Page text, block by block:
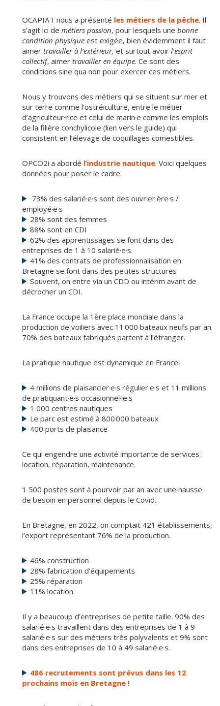
OCAPIAT nous a présenté les métiers de la pêche. Il
s’agit ici de métiers passion, pour lesquels une bonne
condition physique est exigée, bien évidemment il faut
aimer travailler à l’extérieur, et surtout avoir l’esprit
collectif, aimer travailler en équipe. Ce sont des
conditions sine qua non pour exercer ces métiers.
Nous y trouvons des métiers qui se situent sur mer et
sur terre comme l’ostréiculture, entre le métier
d’agriculteur·rice et celui de marin·e comme les emplois
de la filière conchylicole (lien vers le guide) qui
consistent en l’élevage de coquillages comestibles.
OPCO2i a abordé l’industrie nautique. Voici quelques
données pour poser le cadre.
73% des salarié·e·s sont des ouvrier·ère·s /
employé·e·s
28% sont des femmes
88% sont en CDI
62% des apprentissages se font dans des
entreprises de 1 à 10 salarié·e·s.
41% des contrats de professionnalisation en
Bretagne se font dans des petites structures
Souvent, on entre via un CDD ou intérim avant de
décrocher un CDI.
La France occupe la 1ère place mondiale dans la
production de voiliers avec 11 000 bateaux neufs par an.
70% des bateaux fabriqués partent à l’étranger.
La pratique nautique est dynamique en France :
4 millions de plaisancier·e·s régulier·e·s et 11 millions
de pratiquant·e·s occasionnel·le·s
1 000 centres nautiques
Le parc est estimé à 800 000 bateaux
400 ports de plaisance
Ce qui engendre une activité importante de services :
location, réparation, maintenance.
1 500 postes sont à pourvoir par an avec une hausse
de besoin en personnel depuis le Covid.
En Bretagne, en 2022, on comptait 421 établissements,
l’export représentant 76% de la production.
46% construction
28% fabrication d’équipements
25% réparation
11% location
Il y a beaucoup d’entreprises de petite taille. 90% des
salarié·e·s travaillent dans des entreprises de 1 à 9
salarié·e·s sur des métiers très polyvalents et 9% sont
dans des entreprises de 10 à 49 salarié·e·s.
486 recrutements sont prévus dans les 12
prochains mois en Bretagne !